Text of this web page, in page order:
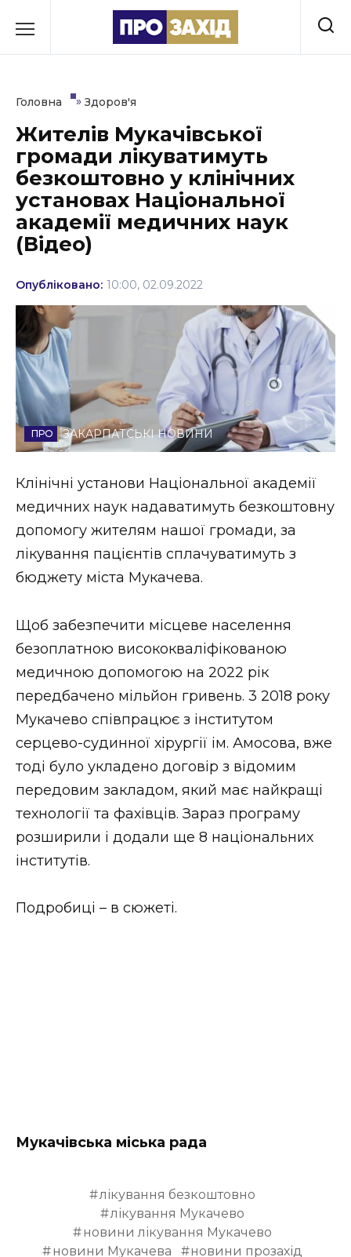
до
Культура
Освіта
Події
Спорт
Стиль життя
Втрачений Ужгород
Втрачений Ужгород (відеоверсія)
ЗАКАРПАТСЬКІ НОВИНИ
НОВИНИ ЗАХІДНОЇ УКРАЇНИ
ФОТО
Головна » Здоров'я
Жителів Мукачівської
громади лікуватимуть
безкоштовно у клінічних
установах Національної
академії медичних наук
(Відео)
Опубліковано: 10:00, 02.09.2022
ЗАКАРПАТСЬКІ НОВИНИ
Клінічні установи Національної академії
медичних наук надаватимуть безкоштовну
допомогу жителям нашої громади, за
лікування пацієнтів сплачуватимуть з
бюджету міста Мукачева.
Щоб забезпечити місцеве населення
безоплатною висококваліфікованою
медичною допомогою на 2022 рік
передбачено мільйон гривень. 3 2018 року
Мукачево співпрацює з інститутом
серцево-судинної хірургії ім. Амосова, вже
тоді було укладено договір з відомим
передовим закладом, який має найкращі
технології та фахівців. Зараз програму
розширили і додали ще 8 національних
інститутів.
Подробиці – в сюжеті.
Мукачівська міська рада
лікування безкоштовно
лікування Мукачево
новини лікування Мукачево
новини Мукачева
новини прозахід